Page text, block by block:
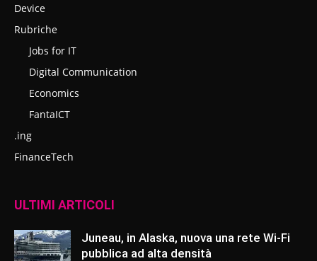
Device
Rubriche
Jobs for IT
Digital Communication
Economics
FantaICT
.ing
FinanceTech
ULTIMI ARTICOLI
Juneau, in Alaska, nuova una rete Wi-Fi
pubblica ad alta densità